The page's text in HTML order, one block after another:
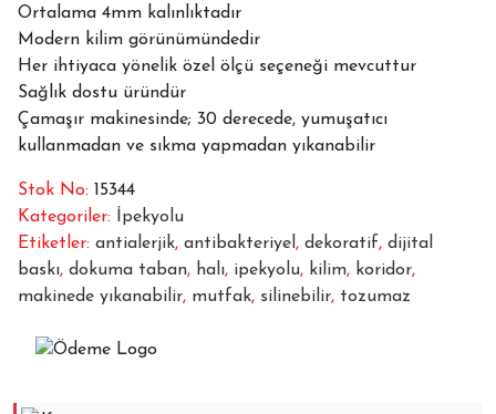
adet
Ortalama 4mm kalınlıktadır
Modern kilim görünümündedir
Her ihtiyaca yönelik özel ölçü seçeneği mevcuttur
Sağlık dostu üründür
Çamaşır makinesinde; 30 derecede, yumuşatıcı
kullanmadan ve sıkma yapmadan yıkanabilir
Stok No: 15344
Kategoriler:
İpekyolu
Etiketler: antialerjik, antibakteriyel , dekoratif, dijital
baskı, dokuma taban, halı, ipekyolu, kilim, koridor,
makinede yıkanabilir, mutfak, silinebilir, tozumaz